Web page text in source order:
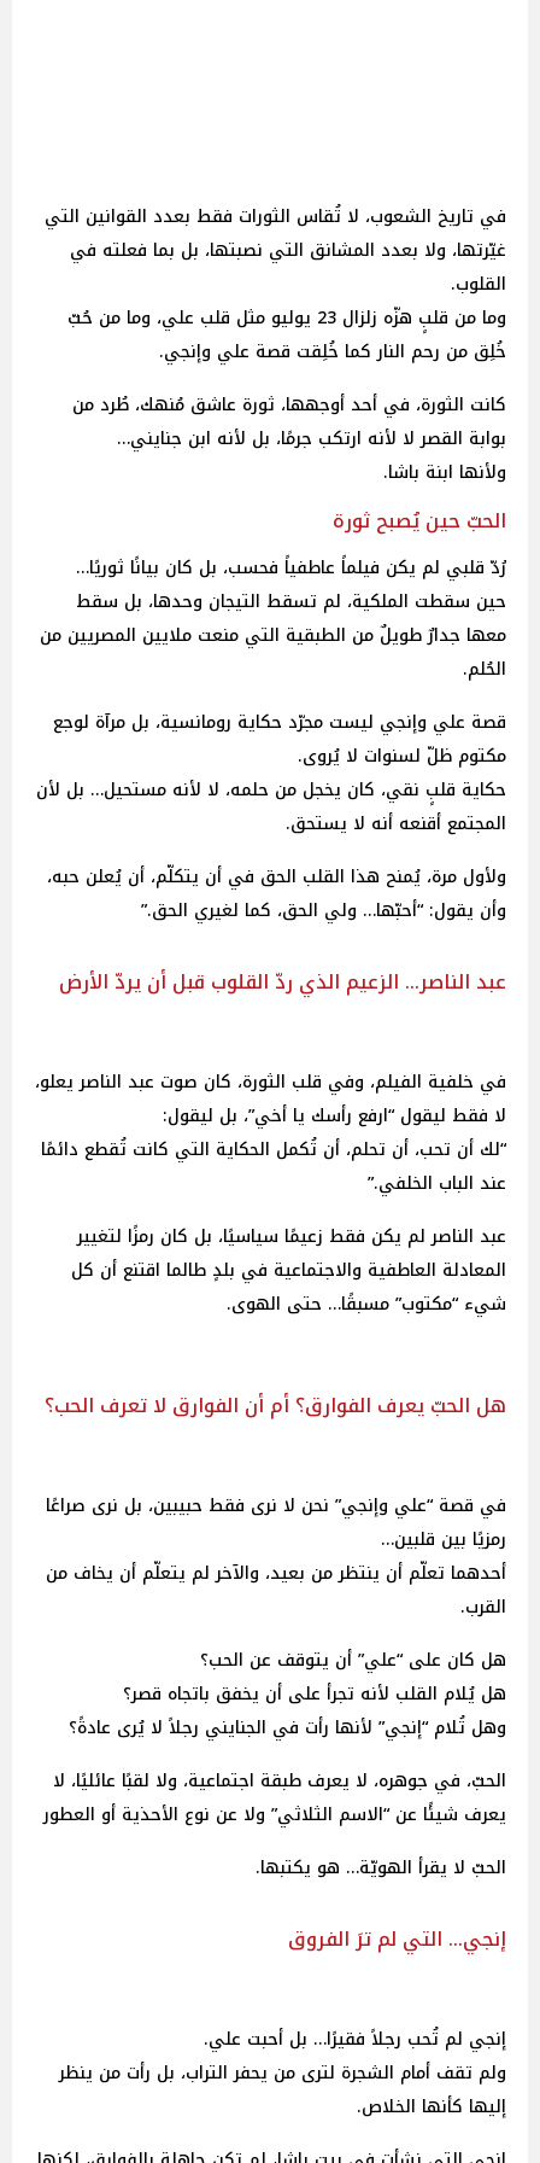
في تاريخ الشعوب، لا تُقاس الثورات فقط بعدد القوانين التي
غيّرتها، ولا بعدد المشانق التي نصبتها، بل بما فعلته في
القلوب.
وما من قلبٍ هزّه زلزال 23 يوليو مثل قلب علي، وما من حُبّ
خُلِق من رحم النار كما خُلِقت قصة علي وإنجي.
كانت الثورة، في أحد أوجهها، ثورة عاشق مُنهك، طُرد من
بوابة القصر لا لأنه ارتكب جرمًا، بل لأنه ابن جنايني…
ولأنها ابنة باشا.
الحبّ حين يُصبح ثورة
رُدّ قلبي لم يكن فيلماً عاطفياً فحسب، بل كان بيانًا ثوريًا…
حين سقطت الملكية، لم تسقط التيجان وحدها، بل سقط
معها جدارٌ طويلٌ من الطبقية التي منعت ملايين المصريين من
الحُلم.
قصة علي وإنجي ليست مجرّد حكاية رومانسية، بل مرآة لوجع
مكتوم ظلّ لسنوات لا يُروى.
حكاية قلبٍ نقي، كان يخجل من حلمه، لا لأنه مستحيل… بل لأن
المجتمع أقنعه أنه لا يستحق.
ولأول مرة، يُمنح هذا القلب الحق في أن يتكلّم، أن يُعلن حبه،
وأن يقول: “أحبّها… ولي الحق، كما لغيري الحق.”
عبد الناصر… الزعيم الذي ردّ القلوب قبل أن يردّ الأرض
في خلفية الفيلم، وفي قلب الثورة، كان صوت عبد الناصر يعلو،
لا فقط ليقول “ارفع رأسك يا أخي”، بل ليقول:
“لك أن تحب، أن تحلم، أن تُكمل الحكاية التي كانت تُقطع دائمًا
عند الباب الخلفي.”
عبد الناصر لم يكن فقط زعيمًا سياسيًا، بل كان رمزًا لتغيير
المعادلة العاطفية والاجتماعية في بلدٍ طالما اقتنع أن كل
شيء “مكتوب” مسبقًا… حتى الهوى.
هل الحبّ يعرف الفوارق؟ أم أن الفوارق لا تعرف الحب؟
في قصة “علي وإنجي” نحن لا نرى فقط حبيبين، بل نرى صراعًا
رمزيًا بين قلبين…
أحدهما تعلّم أن ينتظر من بعيد، والآخر لم يتعلّم أن يخاف من
القرب.
هل كان على “علي” أن يتوقف عن الحب؟
هل يُلام القلب لأنه تجرأ على أن يخفق باتجاه قصر؟
وهل تُلام “إنجي” لأنها رأت في الجنايني رجلاً لا يُرى عادةً؟
الحبّ، في جوهره، لا يعرف طبقة اجتماعية، ولا لقبًا عائليًا، لا
يعرف شيئًا عن “الاسم الثلاثي” ولا عن نوع الأحذية أو العطور
الحبّ لا يقرأ الهويّة… هو يكتبها.
إنجي… التي لم ترَ الفروق
إنجي لم تُحب رجلاً فقيرًا… بل أحبت علي.
ولم تقف أمام الشجرة لترى من يحفر التراب، بل رأت من ينظر
إليها كأنها الخلاص.